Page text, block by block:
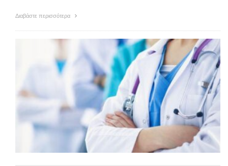
Διαβάστε περισσότερα